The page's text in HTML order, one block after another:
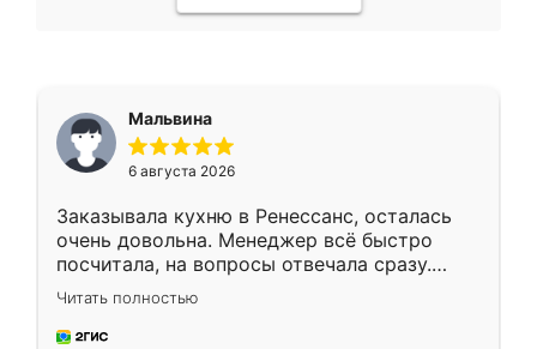
Мальвина
6 августа 2026
Заказывала кухню в Ренессанс, осталась
очень довольна. Менеджер всё быстро
посчитала, на вопросы отвечала сразу.
Замерщик приехал в субботу, подошёл к
делу со всей ответственностью. Собрали
за день, ребята работали аккуратно, даже
Читать полностью